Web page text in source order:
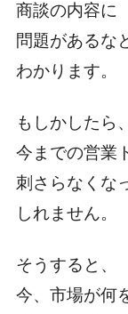
商談の内容に
問題があるな
わかります。
もしかしたら、
今までの営業
刺さらなくな
しれません。
そうすると、
今、市場が何